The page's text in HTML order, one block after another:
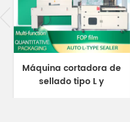
Máquina cortadora de
sellado tipo L y